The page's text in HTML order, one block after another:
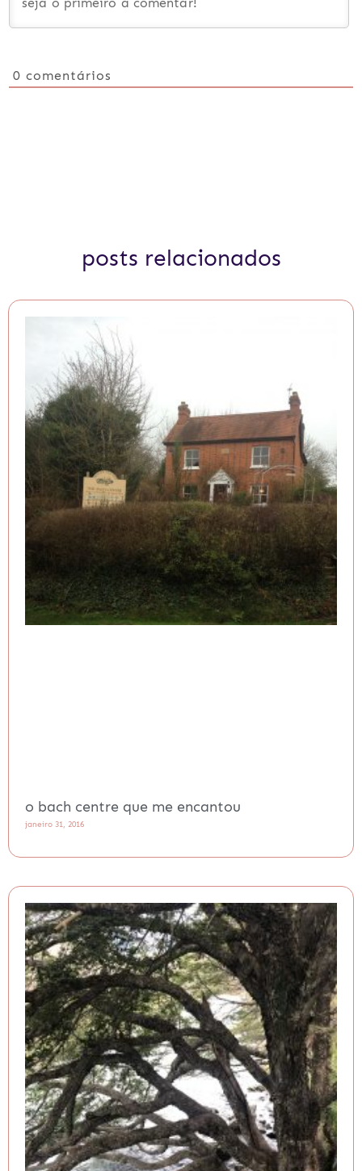
0 comentários
posts relacionados
o bach centre que me encantou
janeiro 31, 2016